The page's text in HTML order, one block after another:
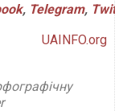
, Telegram,
UAINFO.org